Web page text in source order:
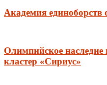
Академия единоборств
Олимпийское наследие
кластер «Сириус»